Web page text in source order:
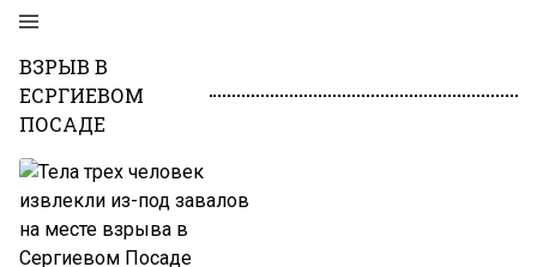
ВЗРЫВ В
ЕСРГИЕВОМ
ПОСАДЕ